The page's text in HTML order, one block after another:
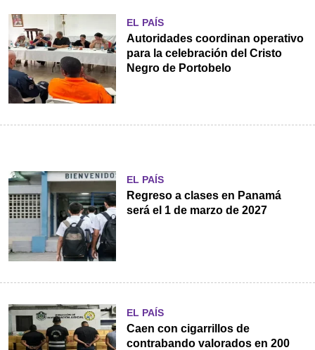
EL PAÍS
Autoridades coordinan operativo
para la celebración del Cristo
Negro de Portobelo
EL PAÍS
Regreso a clases en Panamá
será el 1 de marzo de 2027
EL PAÍS
Caen con cigarrillos de
contrabando valorados en 200